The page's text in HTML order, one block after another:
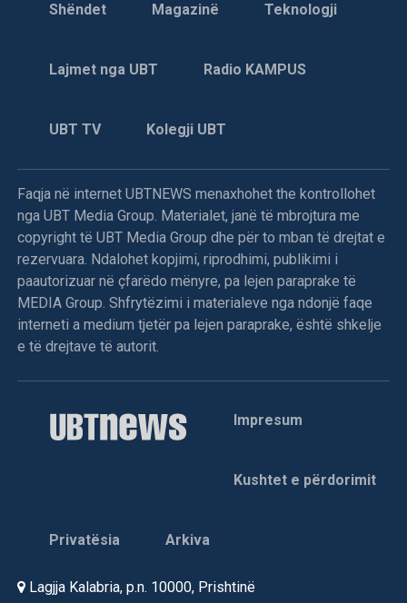
Shëndet Magazinë Teknologji
Lajmet nga UBT Radio KAMPUS
UBT TV Kolegji UBT
Faqja në internet UBTNEWS menaxhohet the kontrollohet
nga UBT Media Group. Materialet, janë të mbrojtura me
copyright të UBT Media Group dhe për to mban të drejtat e
rezervuara. Ndalohet kopjimi, riprodhimi, publikimi i
paautorizuar në çfarëdo mënyre, pa lejen paraprake të
MEDIA Group. Shfrytëzimi i materialeve nga ndonjë faqe
interneti a medium tjetër pa lejen paraprake, është shkelje
e të drejtave të autorit.
Impresum
Kushtet e përdorimit
Privatësia Arkiva
Lagjja Kalabria, p.n. 10000, Prishtinë